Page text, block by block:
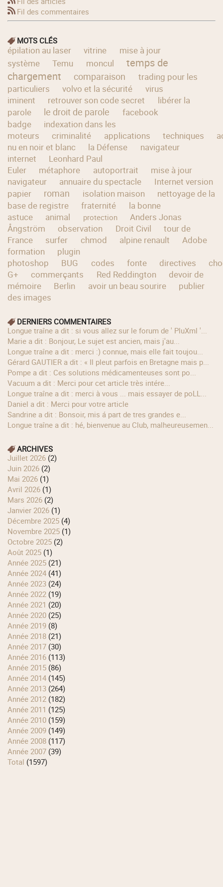
Fil des commentaires
MOTS CLÉS
épilation au laser vitrine
mise à jour
système
Temu moncul
temps de
chargement
comparaison
trading pour les
particuliers
volvo et la sécurité
virus
iminent
retrouver son code secret
libérer la
parole
le droit de parole
facebook
badge
indexation dans les
moteurs
criminalité applications techniques
nu en noir et blanc
la Défense
navigateur
internet
Leonhard Paul
Euler
métaphore autoportrait
mise à jour
navigateur
annuaire du spectacle
Internet version
papier
roman isolation maison
nettoyage de la
base de registre
fraternité
la bonne
astuce
animal protection
Anders Jonas
Ångström
observation Droit Civil
tour de
France
surfer chmod alpine renault
Adobe
formation
plugin
photoshop
BUG codes fonte directives
G+
commerçants Red Reddington
devoir de
mémoire
Berlin avoir un beau sourire
publier
des images
DERNIERS COMMENTAIRES
longue traîne a dit : si vous allez sur le forum de ' PluXml '...
Marie a dit : Bonjour, Le sujet est ancien, mais j'au...
longue traîne a dit : merci :) connue, mais elle fait toujou...
Gérard GAUTIER a dit : « Il pleut parfois en Bretagne mais p...
Pompe a dit : Ces solutions médicamenteuses sont po...
Vacuum a dit : Merci pour cet article très intére...
longue traîne a dit : merci à vous ... mais essayer de poLL...
Daniel a dit : Merci pour votre article
Sandrine a dit : Bonsoir, mis á part de tres grandes e...
longue traîne a dit : hé, bienvenue au Club, malheureusemen...
ARCHIVES
juillet 2026 (2)
juin 2026 (2)
mai 2026 (1)
avril 2026 (1)
mars 2026 (2)
janvier 2026 (1)
décembre 2025 (4)
novembre 2025 (1)
octobre 2025 (2)
août 2025 (1)
année 2025 (21)
année 2024 (41)
année 2023 (24)
année 2022 (19)
année 2021 (20)
année 2020 (25)
année 2019 (8)
année 2018 (21)
année 2017 (30)
année 2016 (113)
année 2015 (86)
année 2014 (145)
année 2013 (264)
année 2012 (182)
année 2011 (125)
année 2010 (159)
année 2009 (149)
année 2008 (117)
année 2007 (39)
total (1597)